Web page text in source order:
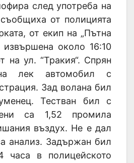
след употреба на
от полицията
от екип на „Пътна
извършена около 16:10
на ул. “Тракия“. Спрян
лек автомобил с
Зад волана бил
Тестван бил с
са 1,52 промила
въздух. Не е дал
анализ. Задържан бил
в полицейското